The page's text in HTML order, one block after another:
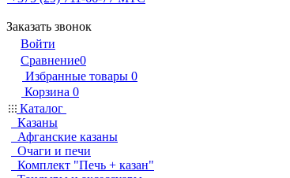
Заказать звонок
Войти
Сравнение0
Избранные товары 0
Корзина 0
Каталог
Казаны
Афганские казаны
Очаги и печи
Комплект "Печь + казан"